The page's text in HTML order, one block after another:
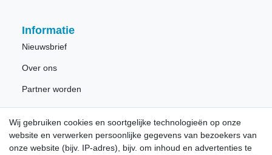
Informatie
Nieuwsbrief
Over ons
Partner worden
Nieuwsbrief
Wij gebruiken cookies en soortgelijke technologieën op onze
website en verwerken persoonlijke gegevens van bezoekers van
onze website (bijv. IP-adres), bijv. om inhoud en advertenties te